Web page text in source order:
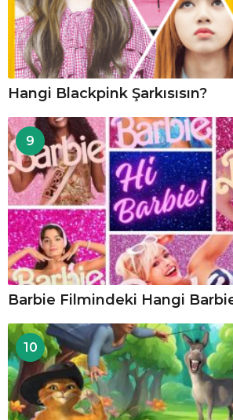
Hangi Blackpink Şarkısısın?
9
Barbie Filmindeki Hangi
10